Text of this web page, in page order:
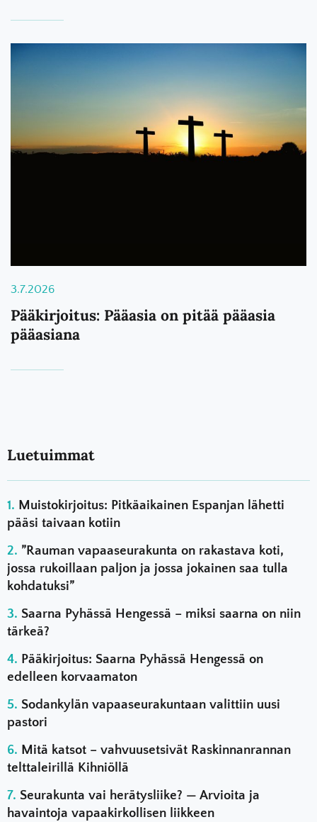
3.7.2026
Pääkirjoitus: Pääasia on pitää pääasia
pääasiana
Luetuimmat
Muistokirjoitus: Pitkäaikainen Espanjan lähetti
pääsi taivaan kotiin
”Rauman vapaaseurakunta on rakastava koti,
jossa rukoillaan paljon ja jossa jokainen saa tulla
kohdatuksi”
Saarna Pyhässä Hengessä – miksi saarna on niin
tärkeä?
Pääkirjoitus: Saarna Pyhässä Hengessä on
edelleen korvaamaton
Sodankylän vapaaseurakuntaan valittiin uusi
pastori
Mitä katsot – vahvuusetsivät Raskinnanrannan
telttaleirillä Kihniöllä
Seurakunta vai herätysliike? — Arvioita ja
havaintoja vapaakirkollisen liikkeen